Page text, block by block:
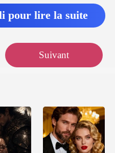
pour lire la suite
Suivant